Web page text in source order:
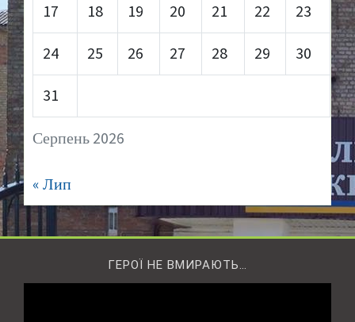
Серпень 2026
17 18 19 20 21 22 23
24 25 26 27 28 29 30
31
« Лип
ГЕРОЇ НЕ ВМИРАЮТЬ…